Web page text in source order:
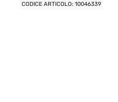
CODICE ARTICOLO: 10046339